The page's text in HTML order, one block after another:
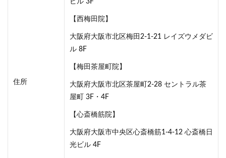
住所
【西梅田院】
大阪府大阪市北区梅田2-1-21 レイズウメダビ
ル 8F
【梅田茶屋町院】
大阪府大阪市北区茶屋町2-28 セントラル茶
屋町 3F・4F
【心斎橋筋院】
大阪府大阪市中央区心斎橋筋1-4-12 心斎橋日
光ビル 4F